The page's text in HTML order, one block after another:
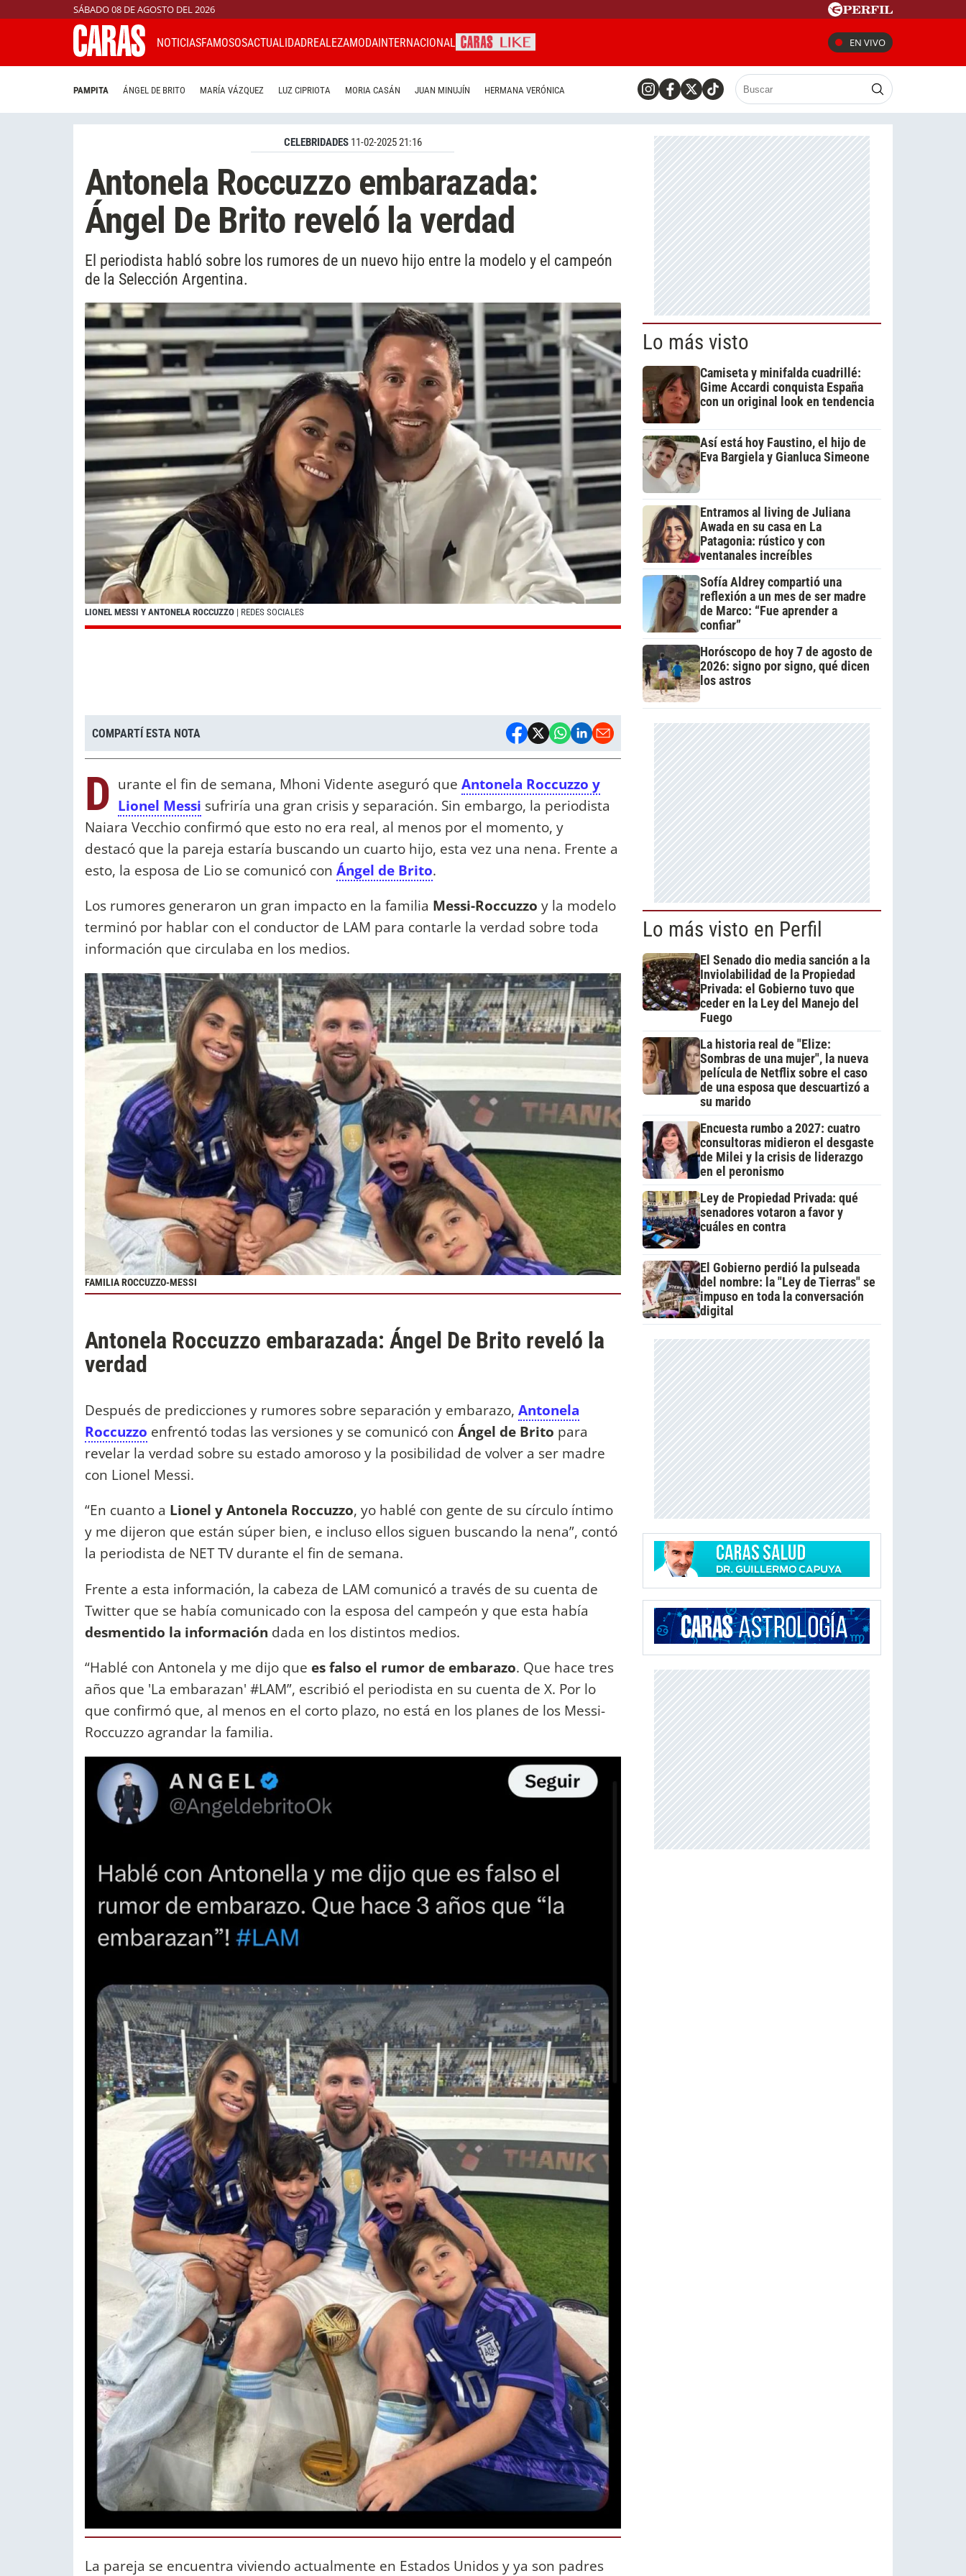
SÁBADO 08 DE AGOSTO DEL 2026
NOTICIASFAMOSOSACTUALIDADREALEZAMODAINTERNACIONAL EN VIVO
PAMPITA ÁNGEL DE BRITO MARÍA VÁZQUEZ LUZ CIPRIOTA MORIA CASÁN JUAN MINUJÍN HERMANA VERÓNICA
CELEBRIDADES 11-02-2025 21:16
Antonela Roccuzzo embarazada:
Ángel De Brito reveló la verdad
El periodista habló sobre los rumores de un nuevo hijo entre la modelo y el campeón
de la Selección Argentina.
LIONEL MESSI Y ANTONELA ROCCUZZO | REDES SOCIALES
COMPARTÍ ESTA NOTA
D urante el fin de semana, Mhoni Vidente aseguró que Antonela Roccuzzo y
Lionel Messi sufriría una gran crisis y separación. Sin embargo, la periodista
Naiara Vecchio confirmó que esto no era real, al menos por el momento, y
destacó que la pareja estaría buscando un cuarto hijo, esta vez una nena. Frente a
esto, la esposa de Lio se comunicó con Ángel de Brito.
Los rumores generaron un gran impacto en la familia Messi-Roccuzzo y la modelo
terminó por hablar con el conductor de LAM para contarle la verdad sobre toda
información que circulaba en los medios.
FAMILIA ROCCUZZO-MESSI
Antonela Roccuzzo embarazada: Ángel De Brito reveló la
verdad
Después de predicciones y rumores sobre separación y embarazo, Antonela
Roccuzzo enfrentó todas las versiones y se comunicó con Ángel de Brito para
revelar la verdad sobre su estado amoroso y la posibilidad de volver a ser madre
con Lionel Messi.
“En cuanto a Lionel y Antonela Roccuzzo, yo hablé con gente de su círculo íntimo
y me dijeron que están súper bien, e incluso ellos siguen buscando la nena”, contó
la periodista de NET TV durante el fin de semana.
Frente a esta información, la cabeza de LAM comunicó a través de su cuenta de
Twitter que se había comunicado con la esposa del campeón y que esta había
desmentido la información dada en los distintos medios.
“Hablé con Antonela y me dijo que es falso el rumor de embarazo. Que hace tres
años que 'La embarazan' #LAM”, escribió el periodista en su cuenta de X. Por lo
que confirmó que, al menos en el corto plazo, no está en los planes de los Messi-
Roccuzzo agrandar la familia.
La pareja se encuentra viviendo actualmente en Estados Unidos y ya son padres
Lo más visto
Camiseta y minifalda cuadrillé:
Gime Accardi conquista España
con un original look en tendencia
Así está hoy Faustino, el hijo de
Eva Bargiela y Gianluca Simeone
Entramos al living de Juliana
Awada en su casa en La
Patagonia: rústico y con
ventanales increíbles
Sofía Aldrey compartió una
reflexión a un mes de ser madre
de Marco: “Fue aprender a
confiar”
Horóscopo de hoy 7 de agosto de
2026: signo por signo, qué dicen
los astros
Lo más visto en Perfil
El Senado dio media sanción a la
Inviolabilidad de la Propiedad
Privada: el Gobierno tuvo que
ceder en la Ley del Manejo del
Fuego
La historia real de "Elize:
Sombras de una mujer", la nueva
película de Netflix sobre el caso
de una esposa que descuartizó a
su marido
Encuesta rumbo a 2027: cuatro
consultoras midieron el desgaste
de Milei y la crisis de liderazgo
en el peronismo
Ley de Propiedad Privada: qué
senadores votaron a favor y
cuáles en contra
El Gobierno perdió la pulseada
del nombre: la "Ley de Tierras" se
impuso en toda la conversación
digital